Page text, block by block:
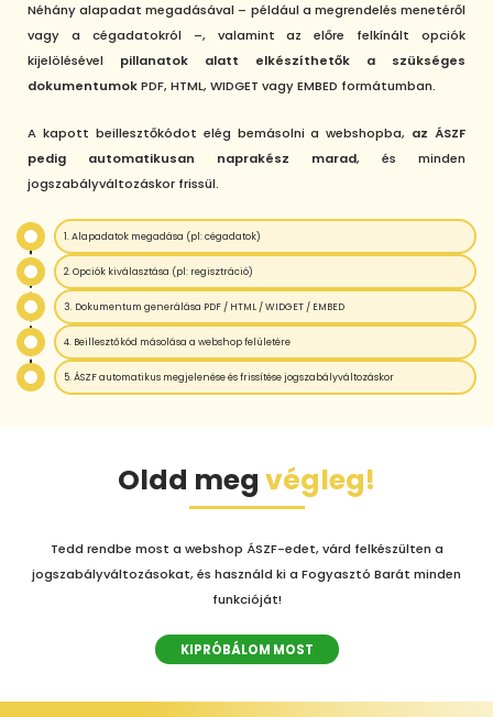
Néhány alapadat megadásával – például a megrendelés menetéről
vagy a cégadatokról –, valamint az előre felkínált opciók
kijelölésével pillanatok alatt elkészíthetők a szükséges
dokumentumokPDF, HTML, WIDGET vagy EMBED formátumban.
A kapott beillesztőkódot elég bemásolni a webshopba, az ÁSZF
pedig automatikusan naprakész marad, és minden
jogszabályváltozáskor frissül.
1. Alapadatok megadása (pl: cégadatok)
2. Opciók kiválasztása (pl: regisztráció)
3. Dokumentum generálása PDF / HTML / WIDGET / EMBED
4. Beillesztőkód másolása a webshop felületére
5. ÁSZF automatikus megjelenése és frissítése jogszabályváltozáskor
Oldd meg végleg!
Tedd rendbe most a webshop ÁSZF-edet, várd felkészülten a
jogszabályváltozásokat, és használd ki a Fogyasztó Barát minden
funkcióját!
KIPRÓBÁLOM MOST